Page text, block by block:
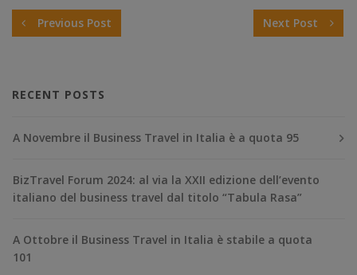
Previous Post Next Post
RECENT POSTS
A Novembre il Business Travel in Italia è a quota 95
BizTravel Forum 2024: al via la XXII edizione dell’evento
italiano del business travel dal titolo “Tabula Rasa”
A Ottobre il Business Travel in Italia è stabile a quota
101